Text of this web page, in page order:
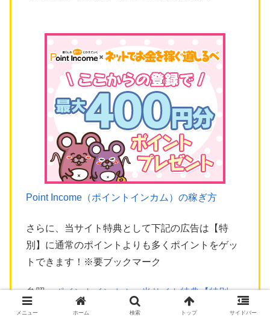
Point Income（ポイントインカム）の稼ぎ方
さらに、当サイト特典として下記の広告は【特
別】に通常のポイントよりも多くポイントをゲッ
トできます！※要ブックマーク
参照：ポイントインカム 当サイト特典【特別
メニュー ホーム 検索 トップ サイドバー